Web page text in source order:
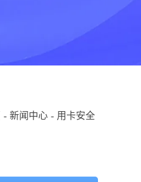
- 新闻中心 - 用卡安全